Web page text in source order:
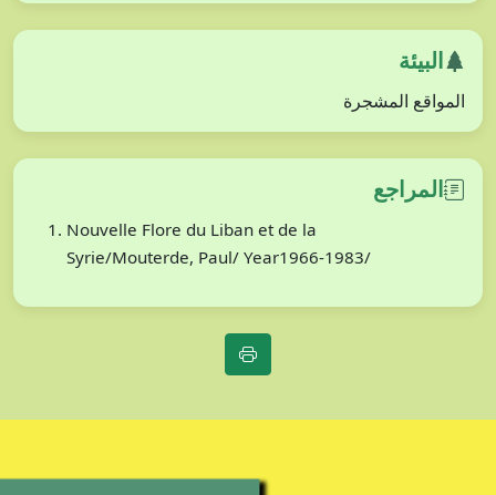
البيئة
المواقع المشجرة
المراجع
Nouvelle Flore du Liban et de la
Syrie/Mouterde, Paul/ Year1966-1983/